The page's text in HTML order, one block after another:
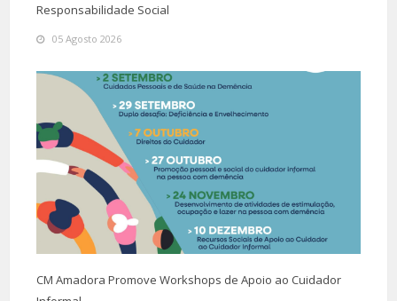
Responsabilidade Social
05 Agosto 2026
CM Amadora Promove Workshops de Apoio ao Cuidador